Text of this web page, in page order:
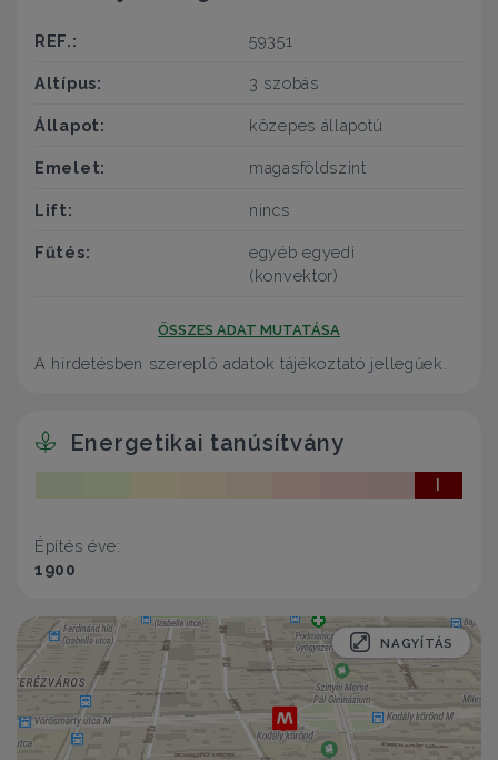
REF.: 59351
Altípus: 3 szobás
Állapot: közepes állapotú
Emelet: magasföldszint
Lift: nincs
Fűtés:
egyéb egyedi
(konvektor)
ÖSSZES ADAT MUTATÁSA
A hirdetésben szereplő adatok tájékoztató jellegűek.
Energetikai tanúsítvány
I
Építés éve:
1900
NAGYÍTÁS